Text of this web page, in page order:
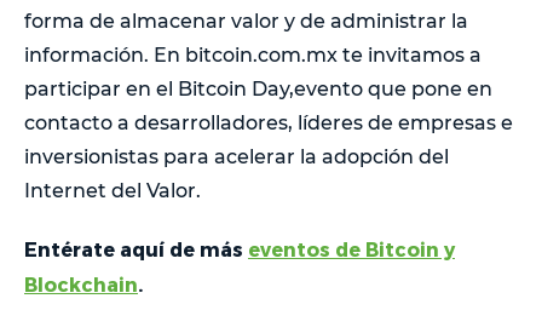
forma de almacenar valor y de administrar la
información. En bitcoin.com.mx te invitamos a
participar en el Bitcoin Day,evento que pone en
contacto a desarrolladores, líderes de empresas e
inversionistas para acelerar la adopción del
Internet del Valor.
Entérate aquí de más eventos de Bitcoin y
Blockchain.